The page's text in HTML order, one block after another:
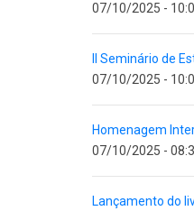
07/10/2025 -
II Seminário de
07/10/2025 -
Homenagem
07/10/2025 -
Lançamento do